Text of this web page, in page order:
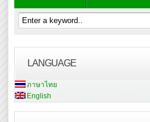
LANGUAGE
ภาษาไทย
English